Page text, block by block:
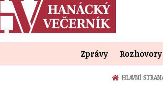
Zprávy Rozhovory
HLAVNÍ